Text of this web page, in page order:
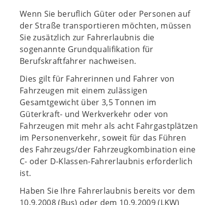
Wenn Sie beruflich Güter oder Personen auf
der Straße transportieren möchten, müssen
Sie zusätzlich zur Fahrerlaubnis die
sogenannte Grundqualifikation für
Berufskraftfahrer nachweisen.
Dies gilt für Fahrerinnen und Fahrer von
Fahrzeugen mit einem zulässigen
Gesamtgewicht über 3,5 Tonnen im
Güterkraft- und Werkverkehr oder von
Fahrzeugen mit mehr als acht Fahrgastplätzen
im Personenverkehr, soweit für das Führen
des Fahrzeugs/der Fahrzeugkombination eine
C- oder D-Klassen-Fahrerlaubnis erforderlich
ist.
Haben Sie Ihre Fahrerlaubnis bereits vor dem
10.9.2008 (Bus) oder dem 10.9.2009 (LKW)